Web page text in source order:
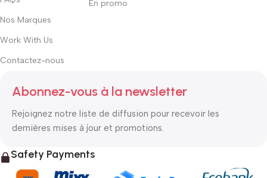
Nos Marques
Work With Us
Contactez-nous
En promo
Abonnez-vous à la newsletter
Rejoignez notre liste de diffusion pour recevoir les
dernières mises à jour et promotions.
Safety Payments